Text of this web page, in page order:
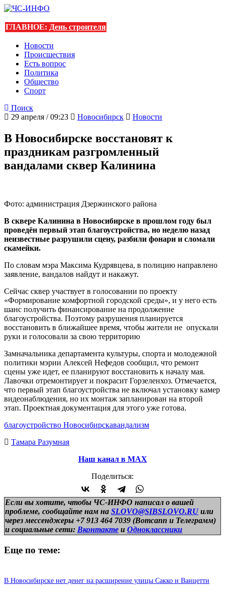
ГЛАВНОЕ: День строителя
Новости
Происшествия
Есть вопрос
Политика
Общество
Спорт
Поиск
29 апреля / 09:23
Новосибирск Новости
В Новосибирске восстановят к
праздникам разгромленный
вандалами сквер Калинина
Фото: администрация Дзержинского района
В сквере Калинина в Новосибирске в прошлом году был
проведён первый этап благоустройства, но неделю назад
неизвестные разрушили сцену, разбили фонари и сломали
скамейки.
По словам мэра Максима Кудрявцева, в полицию направлено
заявление, вандалов найдут и накажут.
Сейчас сквер участвует в голосовании по проекту
«Формирование комфортной городской среды», и у него есть
шанс получить финансирование на продолжение
благоустройства. Поэтому разрушения планируется
восстановить в ближайшее время, чтобы жители не опускали
руки и голосовали за свою территорию
Замначальника департамента культуры, спорта и молодежной
политики мэрии Алексей Нефедов сообщил, что ремонт
сцены уже идет, ее планируют восстановить к началу мая.
Лавочки отремонтирует и покрасит Горзеленхоз. Отмечается,
что первый этап благоустройства не включал установку камер
видеонаблюдения, но их монтаж запланирован на второй
этап. Проектная документация для этого уже готова.
благоустройство Новосибирскавандализм
Тамара Разумная
Наш канал в МАХ
Поделиться:
Если вы хотите, чтобы ЧС-ИНФО написал о вашей
проблеме, сообщайте нам на SLOVO@SIBSLOVO.RU или
через мессенджеры +7 913 464 7039 (Вотсапп и Телеграмм)
и социальные сети: Вконтакте и Одноклассники
Еще по теме:
В Новосибирске нет денег на расширение улицы Сакко и Ванцетти